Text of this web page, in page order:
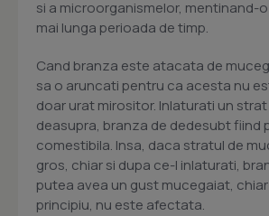
si a microorganismelor, mentinand-
mai lunga perioada de timp.
Cand branza este atacata de
sa o aruncati pentru ca acesta nu
doar urat mirositor. Inlaturati un
deasupra, branza de dedesubt fiind
comestibila. Insa, daca stratul de
gros, chiar si dupa ce-l inlaturati,
putea avea un gust mucegaiat,
principiu, nu este afectata.